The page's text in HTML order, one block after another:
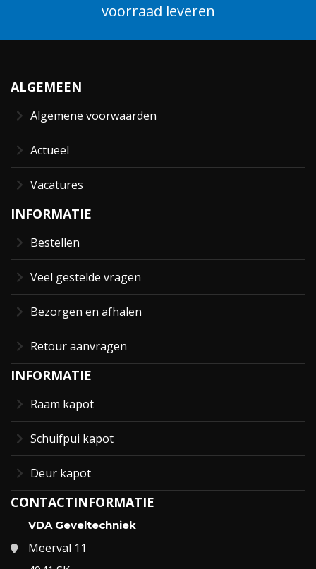
voorraad leveren
ALGEMEEN
Algemene voorwaarden
Actueel
Vacatures
INFORMATIE
Bestellen
Veel gestelde vragen
Bezorgen en afhalen
Retour aanvragen
INFORMATIE
Raam kapot
Schuifpui kapot
Deur kapot
CONTACTINFORMATIE
VDA Geveltechniek
Meerval 11